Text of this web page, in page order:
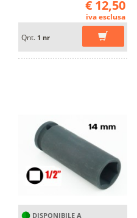
€ 12,50
iva esclusa
Qnt. 1 nr
DISPONIBILE A